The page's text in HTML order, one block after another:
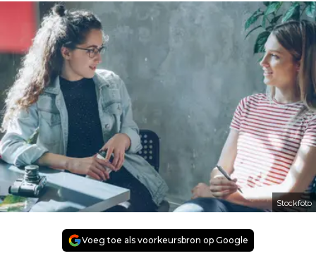
Stockfoto
Voeg toe als voorkeursbron op Google